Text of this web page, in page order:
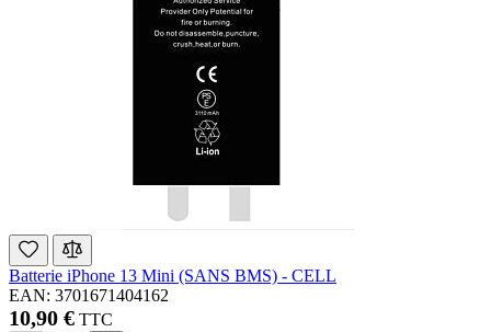
Batterie iPhone 13 Mini (SANS BMS) - CELL
EAN: 3701671404162
10,90 € TTC